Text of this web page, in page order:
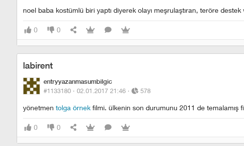
noel baba kostümlü biri yaptı diyerek olayı meşrulaştıran, teröre destek
0 0
labirent
entryyazanmasumbilgic
#1133180 · 02.01.2017 21:46 · 578
yönetmen tolga örnek filmi. ülkenin son durumunu 2011 de temalamış
0 0